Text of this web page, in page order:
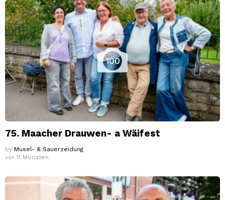
100
75. Maacher Drauwen- a Wäifest
by Musel- & Sauerzeidung
vor 11 Monaten